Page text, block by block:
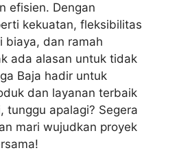
efisien. Dengan
kekuatan, fleksibilitas
biaya, dan ramah
ada alasan untuk tidak
Baja hadir untuk
dan layanan terbaik
tunggu apalagi? Segera
mari wujudkan proyek